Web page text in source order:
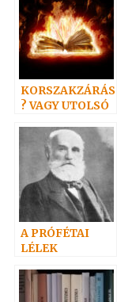
KORSZAKZÁRÁS
? VAGY UTOLSÓ
A PRÓFÉTAI
LÉLEK